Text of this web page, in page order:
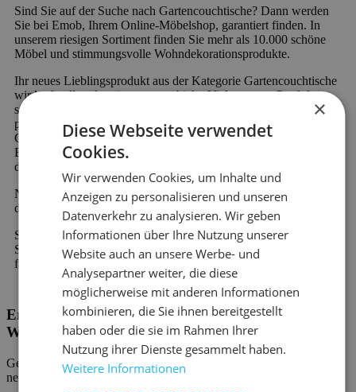
Sind Sie auf der Suche nach Gartencouchtische? Dann werden
Sie bei Emob, Ihrem Online-Möbelshop, garantiert finden. In
unserem riesigen Sortiment finden Sie mehr als 10.000 schöne
Möbel und stimmungsvolle Wohndekorationsprodukte.
Ihr neues Lieblingsprodukt aus der Kategorie Gartencouchtische
wird schnell und preiswert verschickt. Viele unserer Produkte
sind sofort verfügbar und werden schnell geliefert. Außerdem
profitieren Sie von 60 Tagen Rückgaberecht und einer 2-Jahres-
Garantie auf alle Möbel. Neu bei Emob und einzigartig in der
Branche ist die Möglichkeit der kostenlosen Nachzahlung oder
der geteilten Zahlung.
Neu bei Emob und einzigartig in der Branche ist die Möglichkeit
der kostenlosen Nachzahlung oder der geteilten Zahlung.
Sie haben eine Frage zu unseren Produkten oder unserem
Service? Zögern Sie nicht,Kontakt aufzunehmen
fachkundiges Personal wird Ihnen gerne weiterhelfen.
Erhalten Sie unsere neuen Kollektionen und
Werbeaktionen.
Geben Sie uns Ihre E-Mail und Sie werden monatlich über die
neuesten Ereignisse informiert.
×
Diese Webseite verwendet
Cookies.
Wir verwenden Cookies, um Inhalte und
Anzeigen zu personalisieren und unseren
Datenverkehr zu analysieren. Wir geben
Informationen über Ihre Nutzung unserer
Website auch an unsere Werbe- und
Analysepartner weiter, die diese
möglicherweise mit anderen Informationen
kombinieren, die Sie ihnen bereitgestellt
haben oder die sie im Rahmen Ihrer
Nutzung ihrer Dienste gesammelt haben.
Weitere Informationen